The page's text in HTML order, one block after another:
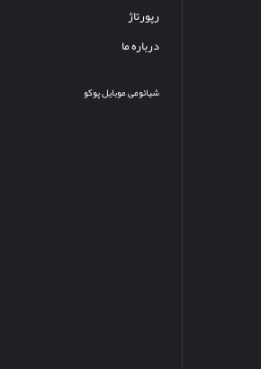
رپورتاژ
درباره ما
شیائومیموبایلپوکو